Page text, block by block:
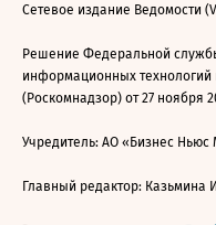
Сетевое издание Ведомости
Решение Федеральной
информационных
(Роскомнадзор) от 27 ноября
Учредитель: АО «Бизнес Ньюс
Главный редактор: Казьмина